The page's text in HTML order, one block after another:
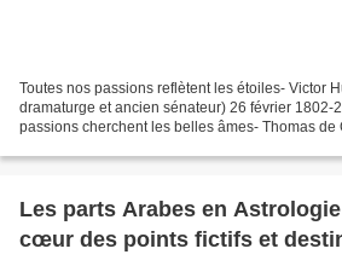
Toutes nos passions reflètent les étoiles- Victor
dramaturge et ancien sénateur) 26 février 1802-
passions cherchent les belles âmes- Thomas de
Les parts Arabes en
cœur des points fictifs et